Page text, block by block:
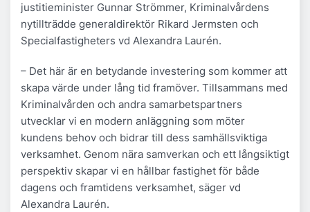
justitieminister Gunnar Strömmer, Kriminalvårdens
nytillträdde generaldirektör Rikard Jermsten och
Specialfastigheters vd Alexandra Laurén.
– Det här är en betydande investering som kommer att
skapa värde under lång tid framöver. Tillsammans med
Kriminalvården och andra samarbetspartners
utvecklar vi en modern anläggning som möter
kundens behov och bidrar till dess samhällsviktiga
verksamhet. Genom nära samverkan och ett långsiktigt
perspektiv skapar vi en hållbar fastighet för både
dagens och framtidens verksamhet, säger vd
Alexandra Laurén.